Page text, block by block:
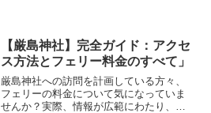
【厳島神社】完全ガイド：アクセ
ス方法とフェリー料金のすべて」
厳島神社への訪問を計画している方々、
フェリーの料金について気になっていま
せんか？実際、情報が広範にわたり、最